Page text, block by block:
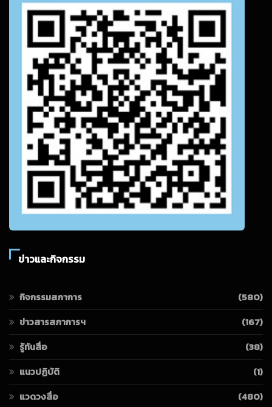
ข่าวและกิจกรรม
กิจกรรมสภาการ
(580)
ข่าวสารสภาการฯ
(167)
รู้ทันสื่อ
(38)
แนวปฏิบัติ
(1)
แวดวงสื่อ
(480)